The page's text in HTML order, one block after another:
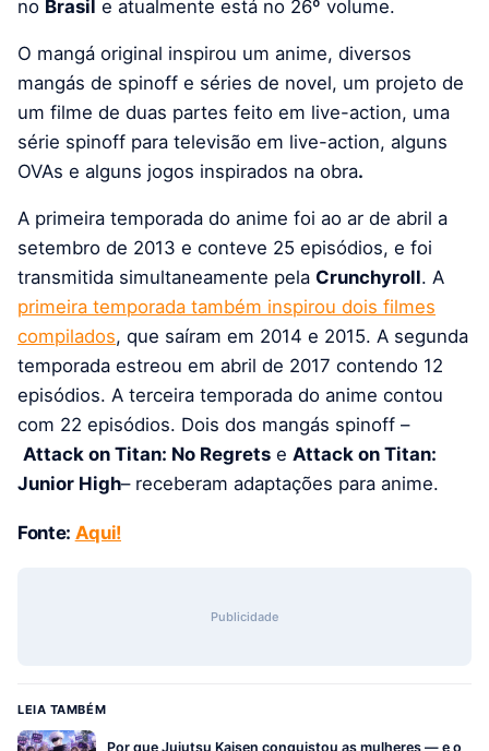
no Brasil e atualmente está no 26º volume.
O mangá original inspirou um anime, diversos
mangás de spinoff e séries de novel, um projeto de
um filme de duas partes feito em live-action, uma
série spinoff para televisão em live-action, alguns
OVAs e alguns jogos inspirados na obra.
A primeira temporada do anime foi ao ar de abril a
setembro de 2013 e conteve 25 episódios, e foi
transmitida simultaneamente pela Crunchyroll. A
primeira temporada também inspirou dois filmes
compilados, que saíram em 2014 e 2015. A segunda
temporada estreou em abril de 2017 contendo 12
episódios. A terceira temporada do anime contou
com 22 episódios. Dois dos mangás spinoff –
Attack on Titan: No Regrets e Attack on Titan:
Junior High– receberam adaptações para anime.
Fonte: Aqui!
Publicidade
LEIA TAMBÉM
Por que Jujutsu Kaisen conquistou as mulheres — e o